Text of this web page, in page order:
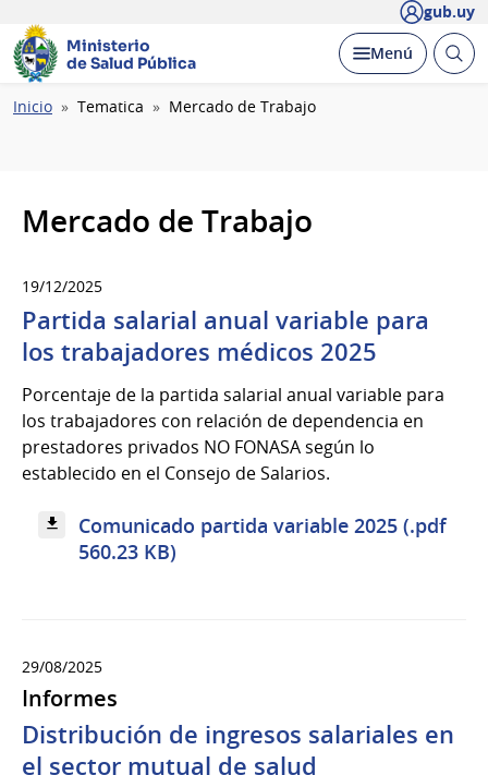
gub.uy
Ministerio
de Salud Pública
Desplegar
Menú Abrir
Ruta
Inicio Tematica Mercado de Trabajo
Mercado de Trabajo
19/12/2025
Partida salarial anual variable para
los trabajadores médicos 2025
Porcentaje de la partida salarial anual variable para
los trabajadores con relación de dependencia en
prestadores privados NO FONASA según lo
establecido en el Consejo de Salarios.
Comunicado partida variable 2025 (.pdf
560.23 KB)
29/08/2025
Informes
Distribución de ingresos salariales en
el sector mutual de salud